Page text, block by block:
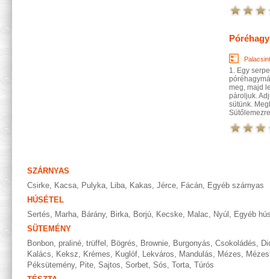
1. Egy
meg, majd
pároljuk.
sütünk.
SZÁRNYAS
Csirke
Kacsa Pulyka Liba Kakas Jérce Fácán
Egyéb szárnyas
HÚSÉTEL
Sertés
Marha Bárány, Birka Borjú Kecske Malac Nyúl
Egyéb
SÜTEMÉNY
Bonbon, praliné, trüffel
Bögrés Brownie Burgonyás Csokoládés
Kalács
Keksz Krémes Kuglóf Lekváros Mandulás Mézes
Péksütemény, Pite Sajtos Sorbet Sós Torta Túrós